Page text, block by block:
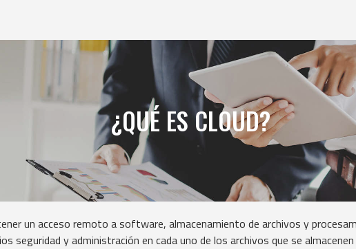
¿QUÉ ES CLOUD?
un acceso remoto a software, almacenamiento de archivos y
seguridad y administración en cada uno de los archivos que se almacenen